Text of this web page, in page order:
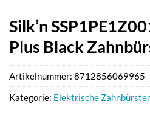
Silk’n
Plus Black
Artikelnummer: 8712856069965
Kategorie: Elektrische